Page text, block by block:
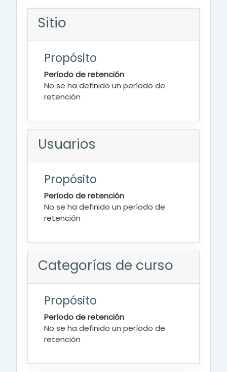
Sitio
Propósito
Período de retención
No se ha definido un período de
retención
Usuarios
Propósito
Período de retención
No se ha definido un período de
retención
Categorías de curso
Propósito
Período de retención
No se ha definido un período de
retención